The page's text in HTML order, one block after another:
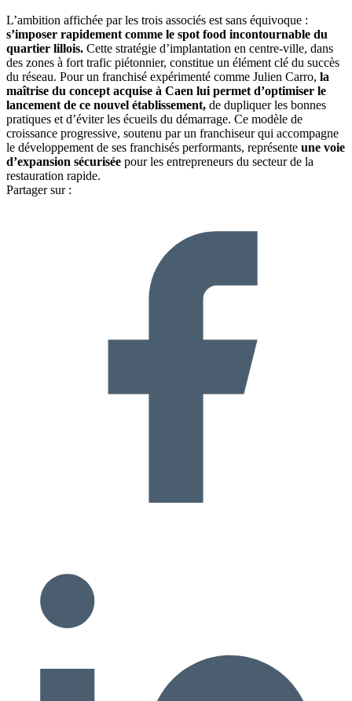
L’ambition affichée par les trois associés est sans équivoque :
s’imposer rapidement comme le spot food incontournable du
quartier lillois. Cette stratégie d’implantation en centre-ville, dans
des zones à fort trafic piétonnier, constitue un élément clé du succès
du réseau. Pour un franchisé expérimenté comme Julien Carro, la
maîtrise du concept acquise à Caen lui permet d’optimiser le
lancement de ce nouvel établissement, de dupliquer les bonnes
pratiques et d’éviter les écueils du démarrage. Ce modèle de
croissance progressive, soutenu par un franchiseur qui accompagne
le développement de ses franchisés performants, représente une voie
d’expansion sécurisée pour les entrepreneurs du secteur de la
restauration rapide.
Partager sur :